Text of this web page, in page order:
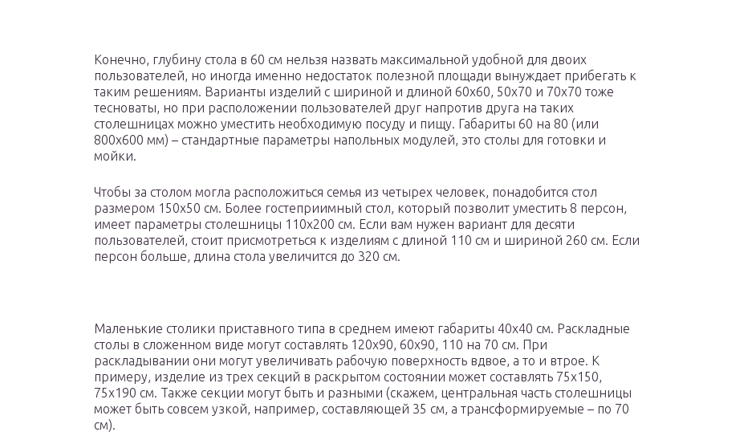
Конечно, глубину стола в 60 см нельзя назвать максимальной удобной для двоих
пользователей, но иногда именно недостаток полезной площади вынуждает прибегать к
таким решениям. Варианты изделий с шириной и длиной 60х60, 50х70 и 70х70 тоже
тесноваты, но при расположении пользователей друг напротив друга на таких
столешницах можно уместить необходимую посуду и пищу. Габариты 60 на 80 (или
800х600 мм) – стандартные параметры напольных модулей, это столы для готовки и
мойки.
Чтобы за столом могла расположиться семья из четырех человек, понадобится стол
размером 150х50 см. Более гостеприимный стол, который позволит уместить 8 персон,
имеет параметры столешницы 110х200 см. Если вам нужен вариант для десяти
пользователей, стоит присмотреться к изделиям с длиной 110 см и шириной 260 см. Если
персон больше, длина стола увеличится до 320 см.
Маленькие столики приставного типа в среднем имеют габариты 40х40 см. Раскладные
столы в сложенном виде могут составлять 120х90, 60х90, 110 на 70 см. При
раскладывании они могут увеличивать рабочую поверхность вдвое, а то и втрое. К
примеру, изделие из трех секций в раскрытом состоянии может составлять 75х150,
75х190 см. Также секции могут быть и разными (скажем, центральная часть столешницы
может быть совсем узкой, например, составляющей 35 см, а трансформируемые – по 70
см).